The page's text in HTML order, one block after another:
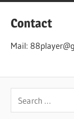
Contact
Mail: